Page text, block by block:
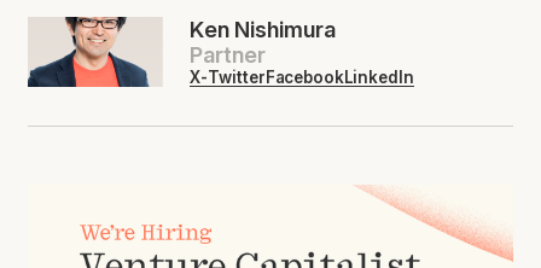
Ken Nishimura
Partner
X-TwitterFacebookLinkedIn